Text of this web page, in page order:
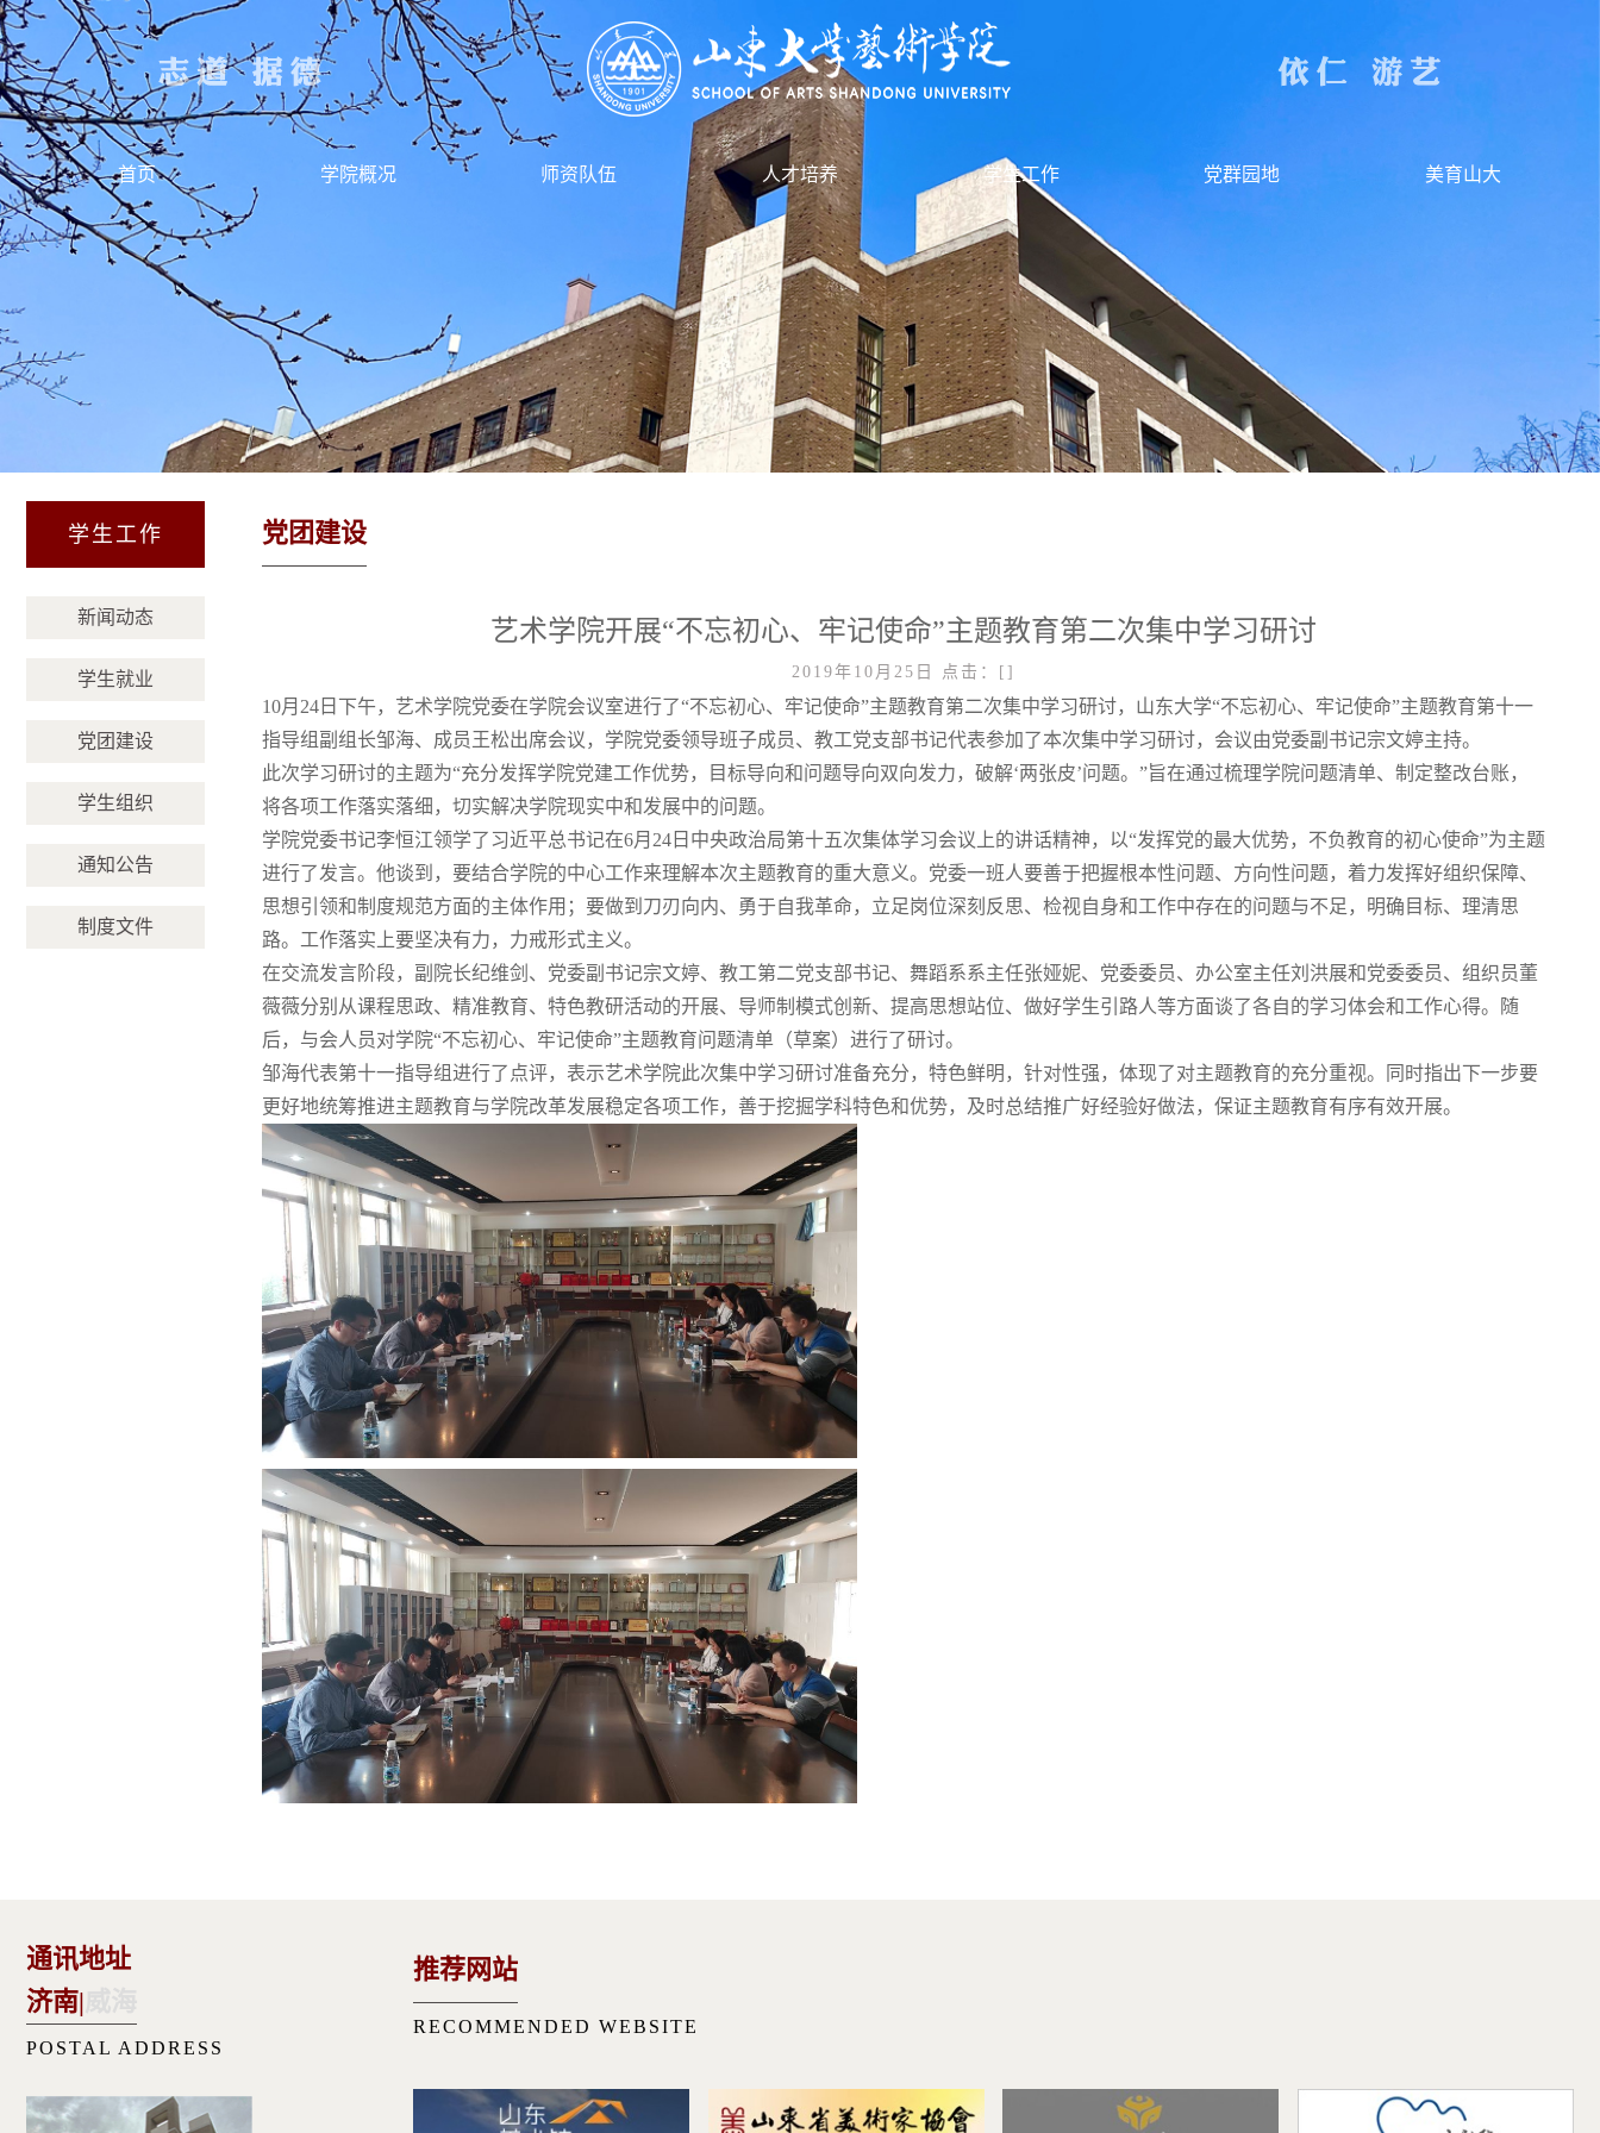
首页 学院概况 师资队伍 人才培养 学生工作 党群园地 美育山大
学生工作
新闻动态
学生就业
党团建设
学生组织
通知公告
制度文件
党团建设
艺术学院开展“不忘初心、牢记使命”主题教育第二次集中学习研讨
2019年10月25日 点击：[ ]
10月24日下午，艺术学院党委在学院会议室进行了“不忘初心、牢记使命”主题教育第二次集中学习研讨，山东大学“不忘初心、牢记使命”主题教育第十一
指导组副组长邹海、成员王松出席会议，学院党委领导班子成员、教工党支部书记代表参加了本次集中学习研讨，会议由党委副书记宗文婷主持。
此次学习研讨的主题为“充分发挥学院党建工作优势，目标导向和问题导向双向发力，破解‘两张皮’问题。”旨在通过梳理学院问题清单、制定整改台账，
将各项工作落实落细，切实解决学院现实中和发展中的问题。
学院党委书记李恒江领学了习近平总书记在6月24日中央政治局第十五次集体学习会议上的讲话精神，以“发挥党的最大优势，不负教育的初心使命”为主题
进行了发言。他谈到，要结合学院的中心工作来理解本次主题教育的重大意义。党委一班人要善于把握根本性问题、方向性问题，着力发挥好组织保障、
思想引领和制度规范方面的主体作用；要做到刀刃向内、勇于自我革命，立足岗位深刻反思、检视自身和工作中存在的问题与不足，明确目标、理清思
路。工作落实上要坚决有力，力戒形式主义。
在交流发言阶段，副院长纪维剑、党委副书记宗文婷、教工第二党支部书记、舞蹈系系主任张娅妮、党委委员、办公室主任刘洪展和党委委员、组织员董
薇薇分别从课程思政、精准教育、特色教研活动的开展、导师制模式创新、提高思想站位、做好学生引路人等方面谈了各自的学习体会和工作心得。随
后，与会人员对学院“不忘初心、牢记使命”主题教育问题清单（草案）进行了研讨。
邹海代表第十一指导组进行了点评，表示艺术学院此次集中学习研讨准备充分，特色鲜明，针对性强，体现了对主题教育的充分重视。同时指出下一步要
更好地统筹推进主题教育与学院改革发展稳定各项工作，善于挖掘学科特色和优势，及时总结推广好经验好做法，保证主题教育有序有效开展。
通讯地址
济南|
POSTAL ADDRESS
推荐网站
RECOMMENDED WEBSITE